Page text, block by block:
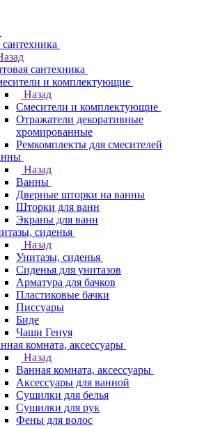
сантехника
и комплектующие
Назад
Смесители и комплектующие
Отражатели декоративные
хромированные
Ремкомплекты для смесителей
Назад
Ванны
Дверные шторки на ванны
Шторки для ванн
Экраны для ванн
сиденья
Назад
Унитазы, сиденья
Сиденья для унитазов
Арматура для бачков
Пластиковые бачки
Писсуары
Биде
Чаши Генуя
комната, аксессуары
Назад
Ванная комната, аксессуары
Аксессуары для ванной
Сушилки для белья
Сушилки для рук
Фены для волос